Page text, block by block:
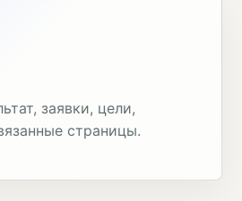
заявки, цели,
страницы.